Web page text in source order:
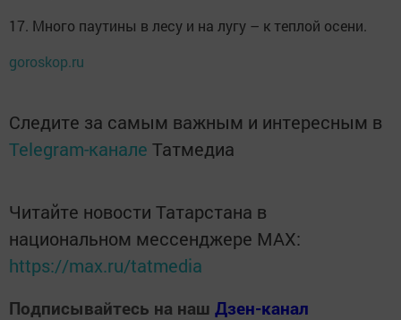
17. Много паутины в лесу и на лугу – к теплой осени.
goroskop.ru
Следите за самым важным и интересным в
Telegram-канале Татмедиа
Читайте новости Татарстана в
национальном мессенджере MАХ:
https://max.ru/tatmedia
Подписывайтесь на наш Дзен-канал